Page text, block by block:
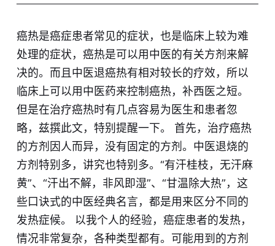
癌热是癌症患者常见的症状，也是临床上较为难
处理的症状，癌热是可以用中医的有关方剂来解
决的。而且中医退癌热有相对较长的疗效，所以
临床上可以用中医药来控制癌热，补西医之短。
但是在治疗癌热时有几点容易为医生和患者忽
略，兹撰此文，特别提醒一下。 首先，治疗癌热
的方剂因人而异，没有固定的方剂。中医退烧的
方剂特别多，讲究也特别多。“有汗桂枝，无汗麻
黄”、“汗出不解，非风即湿”、“甘温除大热”，这
些口诀式的中医经典名言，都是用来区分不同的
发热症候。 以我个人的经验，癌症患者的发热，
情况非常复杂，各种类型都有。可能用到的方剂